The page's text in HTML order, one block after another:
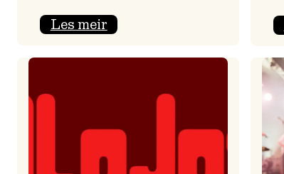
Les meir:
frå